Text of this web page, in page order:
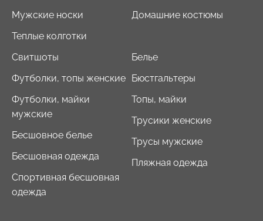
Мужские носки
Теплые колготки
Домашние костюмы
Свитшоты
Футболки, топы женские
Футболки, майки
мужские
Бесшовное белье
Бесшовная одежда
Спортивная бесшовная
одежда
Белье
Бюстгальтеры
Топы, майки
Трусики женские
Трусы мужские
Пляжная одежда